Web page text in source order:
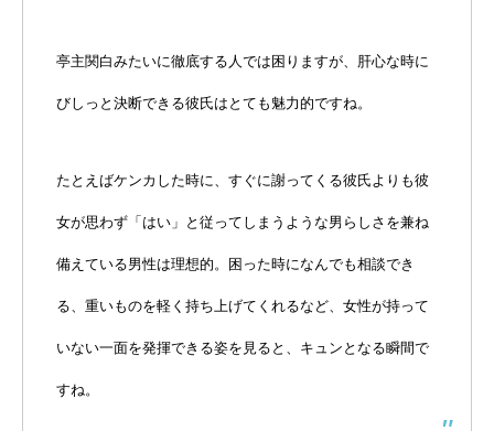
亭主関白みたいに徹底する人では困りますが、肝心な時に
びしっと決断できる彼氏はとても魅力的ですね。
たとえばケンカした時に、すぐに謝ってくる彼氏よりも彼
女が思わず「はい」と従ってしまうような男らしさを兼ね
備えている男性は理想的。困った時になんでも相談でき
る、重いものを軽く持ち上げてくれるなど、女性が持って
いない一面を発揮できる姿を見ると、キュンとなる瞬間で
すね。